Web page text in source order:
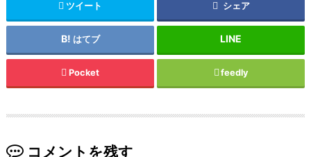
ツイート シェア
はてブ
Pocket feedly
コメントを残す